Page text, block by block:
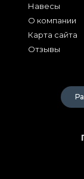
Навесы
О компании
Карта сайта
Отзывы